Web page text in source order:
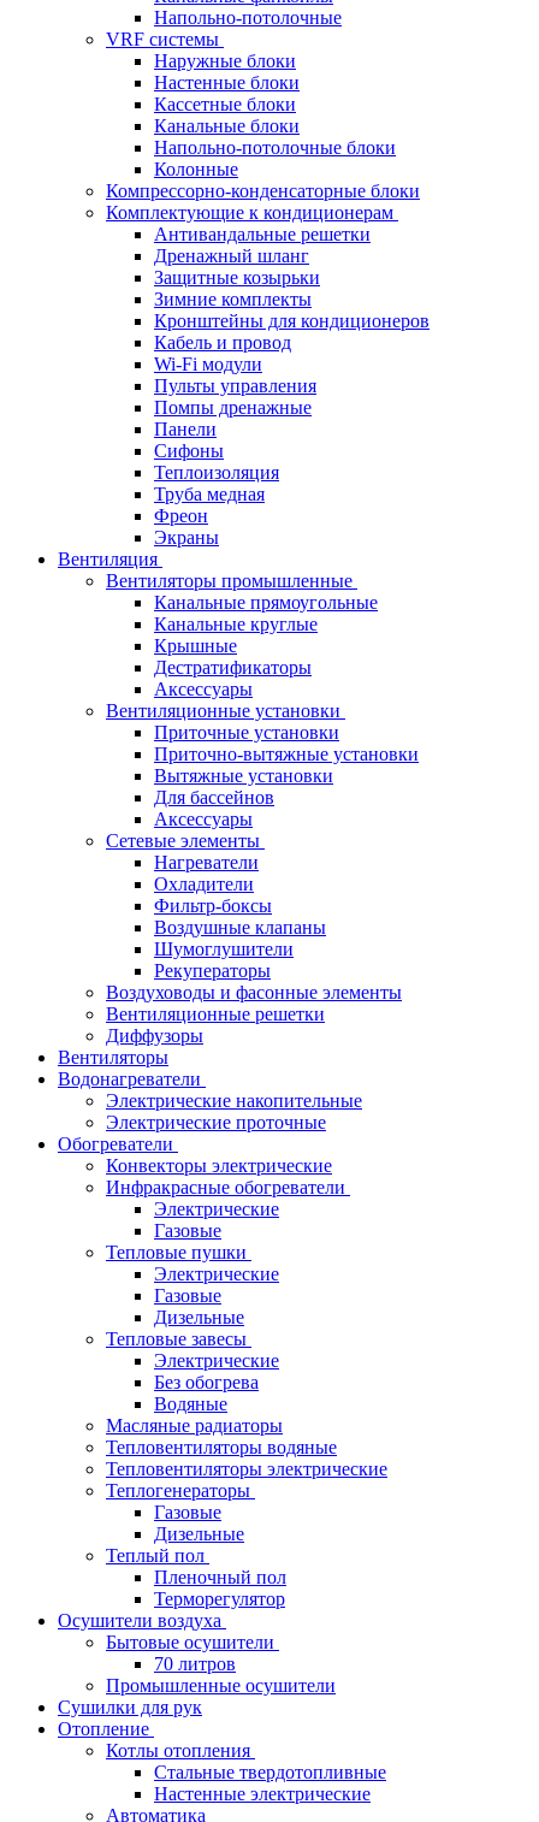
Напольно-потолочные
VRF системы
Наружные блоки
Настенные блоки
Кассетные блоки
Канальные блоки
Напольно-потолочные блоки
Колонные
Компрессорно-конденсаторные блоки
Комплектующие к кондиционерам
Антивандальные решетки
Дренажный шланг
Защитные козырьки
Зимние комплекты
Кронштейны для кондиционеров
Кабель и провод
Wi-Fi модули
Пульты управления
Помпы дренажные
Панели
Сифоны
Теплоизоляция
Труба медная
Фреон
Экраны
Вентиляция
Вентиляторы промышленные
Канальные прямоугольные
Канальные круглые
Крышные
Дестратификаторы
Аксессуары
Вентиляционные установки
Приточные установки
Приточно-вытяжные установки
Вытяжные установки
Для бассейнов
Аксессуары
Сетевые элементы
Нагреватели
Охладители
Фильтр-боксы
Воздушные клапаны
Шумоглушители
Рекуператоры
Воздуховоды и фасонные элементы
Вентиляционные решетки
Диффузоры
Вентиляторы
Водонагреватели
Электрические накопительные
Электрические проточные
Обогреватели
Конвекторы электрические
Инфракрасные обогреватели
Электрические
Газовые
Тепловые пушки
Электрические
Газовые
Дизельные
Тепловые завесы
Электрические
Без обогрева
Водяные
Масляные радиаторы
Тепловентиляторы водяные
Тепловентиляторы электрические
Теплогенераторы
Газовые
Дизельные
Теплый пол
Пленочный пол
Терморегулятор
Осушители воздуха
Бытовые осушители
70 литров
Промышленные осушители
Сушилки для рук
Отопление
Котлы отопления
Стальные твердотопливные
Настенные электрические
Автоматика